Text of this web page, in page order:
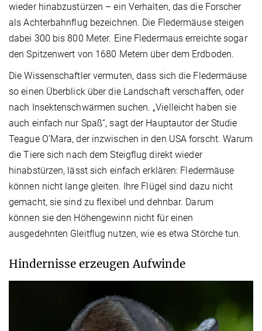
wieder hinabzustürzen – ein Verhalten, das die Forscher
als Achterbahnflug bezeichnen. Die Fledermäuse steigen
dabei 300 bis 800 Meter. Eine Fledermaus erreichte sogar
den Spitzenwert von 1680 Metern über dem Erdboden.
Die Wissenschaftler vermuten, dass sich die Fledermäuse
so einen Überblick über die Landschaft verschaffen, oder
nach Insektenschwärmen suchen. „Vielleicht haben sie
auch einfach nur Spaß“, sagt der Hauptautor der Studie
Teague O’Mara, der inzwischen in den USA forscht. Warum
die Tiere sich nach dem Steigflug direkt wieder
hinabstürzen, lässt sich einfach erklären: Fledermäuse
können nicht lange gleiten. Ihre Flügel sind dazu nicht
gemacht, sie sind zu flexibel und dehnbar. Darum
können sie den Höhengewinn nicht für einen
ausgedehnten Gleitflug nutzen, wie es etwa Störche tun.
Hindernisse erzeugen Aufwinde